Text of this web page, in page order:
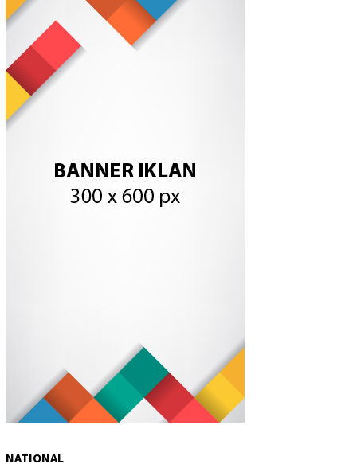
NATIONAL